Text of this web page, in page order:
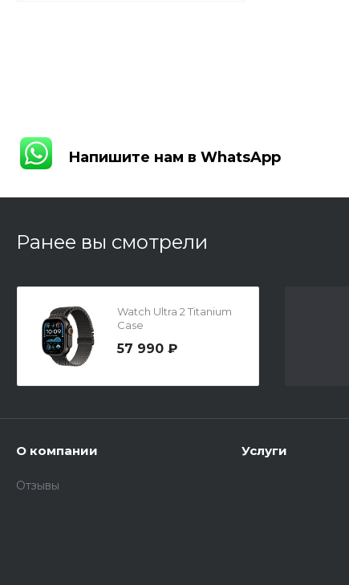
Напишите нам в WhatsApp
Ранее вы смотрели
Watch Ultra 2 Titanium
Case
57 990 ₽
О компании
Отзывы
Услуги